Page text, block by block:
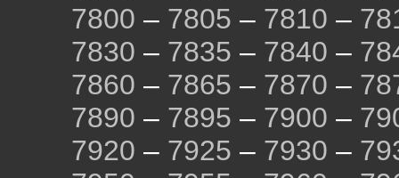
7800 – 7805 – 7810 –
7830 – 7835 – 7840 –
7860 – 7865 – 7870 –
7890 – 7895 – 7900 –
7920 – 7925 – 7930 –